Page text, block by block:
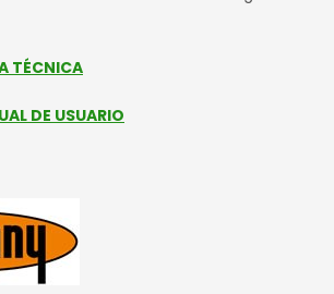
S/ 1,900.00.
TÉCNICA
DE USUARIO